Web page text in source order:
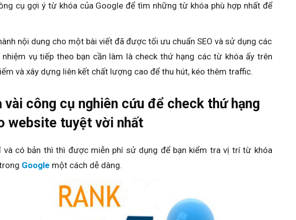
cụ gợi ý từ khóa của Google để tìm những từ khóa phù hợp nhất để
nội dung cho một bài viết đã được tối ưu chuẩn SEO và sử dụng các
vụ tiếp theo bạn cần làm là check thứ hạng các từ khóa ấy trên
và xây dựng liên kết chất lượng cao để thu hút, kéo thêm traffic.
vài công cụ nghiên cứu để check thứ hạng
website tuyệt vời nhất
và có bản thì thì được miễn phí sử dụng để bạn kiểm tra vị trí từ khóa
Google một cách dễ dàng.